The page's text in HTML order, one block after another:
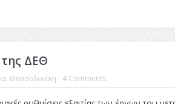
της ΔΕΘ
, Θεσσαλονίκη 4 Comments